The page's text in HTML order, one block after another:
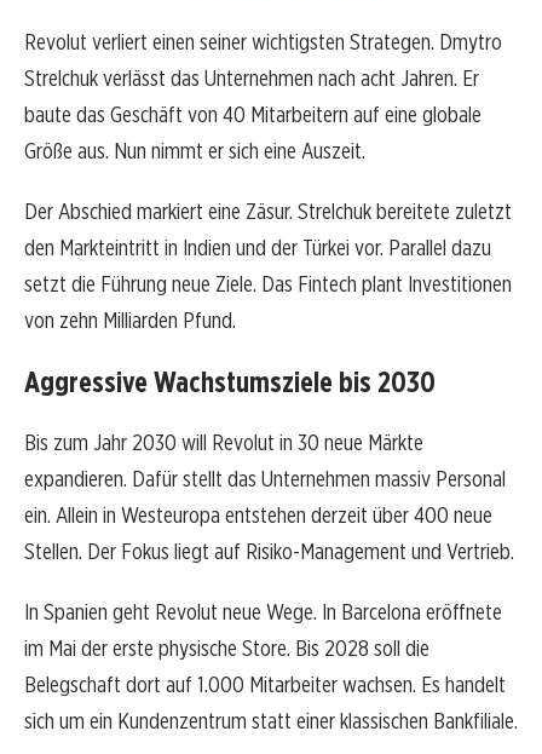
Revolut verliert einen seiner wichtigsten Strategen. Dmytro
Strelchuk verlässt das Unternehmen nach acht Jahren. Er
baute das Geschäft von 40 Mitarbeitern auf eine globale
Größe aus. Nun nimmt er sich eine Auszeit.
Der Abschied markiert eine Zäsur. Strelchuk bereitete zuletzt
den Markteintritt in Indien und der Türkei vor. Parallel dazu
setzt die Führung neue Ziele. Das Fintech plant Investitionen
von zehn Milliarden Pfund.
Aggressive Wachstumsziele bis 2030
Bis zum Jahr 2030 will Revolut in 30 neue Märkte
expandieren. Dafür stellt das Unternehmen massiv Personal
ein. Allein in Westeuropa entstehen derzeit über 400 neue
Stellen. Der Fokus liegt auf Risiko-Management und Vertrieb.
In Spanien geht Revolut neue Wege. In Barcelona eröffnete
im Mai der erste physische Store. Bis 2028 soll die
Belegschaft dort auf 1.000 Mitarbeiter wachsen. Es handelt
sich um ein Kundenzentrum statt einer klassischen Bankfiliale.